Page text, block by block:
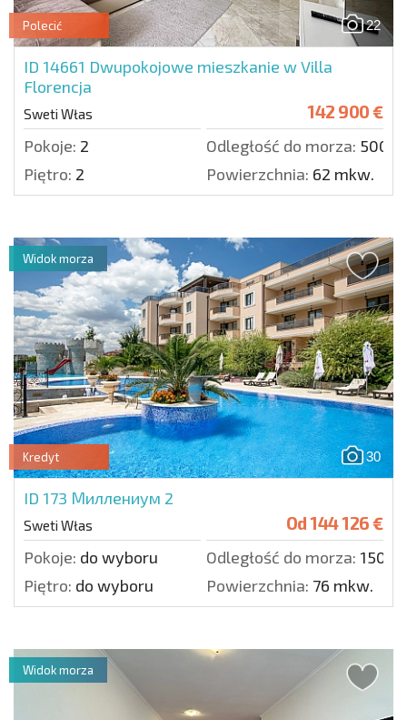
22
Polecić
ID 14661 Dwupokojowe mieszkanie w Villa
Florencja
Sweti Włas 142 900 €
Pokoje: 2 Odległość do morza: 500
Piętro: 2 Powierzchnia: 62 mkw.
30
Kredyt
ID 173 Миллениум 2
Sweti Włas Od144 126 €
Pokoje: do wyboru Odległość do morza: 150 m.
Piętro: do wyboru Powierzchnia: 76 mkw.
Widok morza
Widok morza